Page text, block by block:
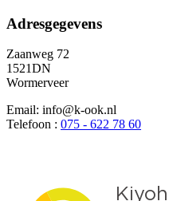
Adresgegevens
Zaanweg 72
1521DN
Wormerveer
Email: info@k-ook.nl
Telefoon : 075 - 622 78 60